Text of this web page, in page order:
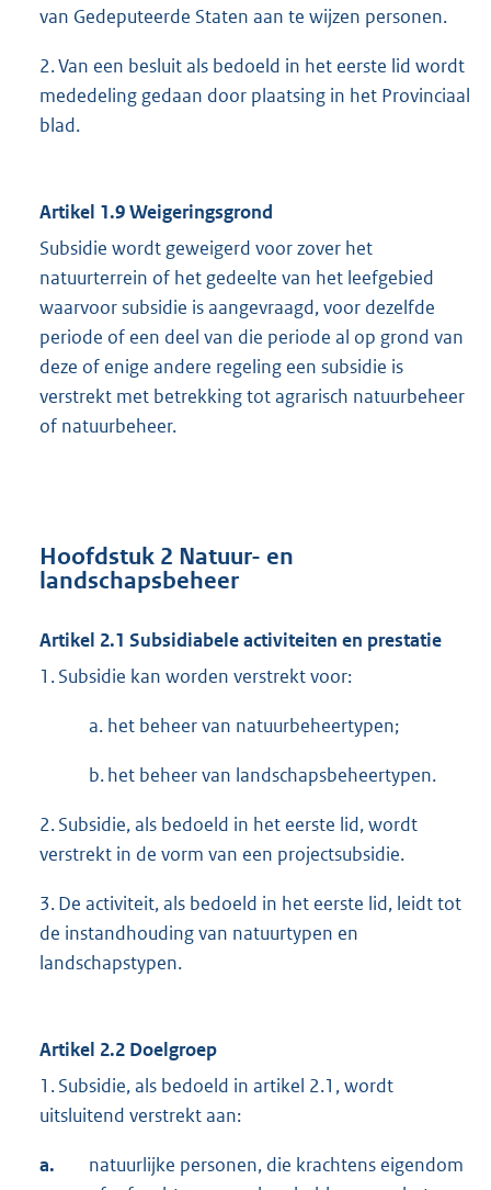
van Gedeputeerde Staten aan te wijzen personen.
2. Van een besluit als bedoeld in het eerste lid wordt
mededeling gedaan door plaatsing in het Provinciaal
blad.
Artikel 1.9 Weigeringsgrond
Subsidie wordt geweigerd voor zover het
natuurterrein of het gedeelte van het leefgebied
waarvoor subsidie is aangevraagd, voor dezelfde
periode of een deel van die periode al op grond van
deze of enige andere regeling een subsidie is
verstrekt met betrekking tot agrarisch natuurbeheer
of natuurbeheer.
Hoofdstuk 2 Natuur- en
landschapsbeheer
Artikel 2.1 Subsidiabele activiteiten en prestatie
1. Subsidie kan worden verstrekt voor:
a. het beheer van natuurbeheertypen;
b. het beheer van landschapsbeheertypen.
2. Subsidie, als bedoeld in het eerste lid, wordt
verstrekt in de vorm van een projectsubsidie.
3. De activiteit, als bedoeld in het eerste lid, leidt tot
de instandhouding van natuurtypen en
landschapstypen.
Artikel 2.2 Doelgroep
1. Subsidie, als bedoeld in artikel 2.1, wordt
uitsluitend verstrekt aan:
a.
natuurlijke personen, die krachtens eigendom